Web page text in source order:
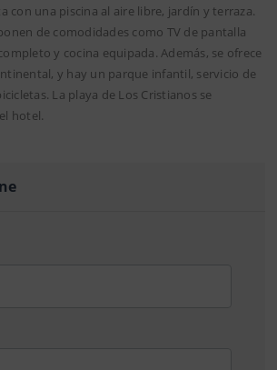
con una piscina al aire libre, jardín y terraza.
de comodidades como TV de pantalla
y cocina equipada. Además, se ofrece
y hay un parque infantil, servicio de
La playa de Los Cristianos se
hotel.